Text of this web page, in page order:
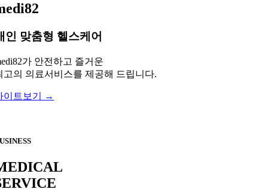
인 맞춤형 헬스케어
가 안전하고 즐거운
고의 의료서비스를 제공해 드립니다.
이트보기 →